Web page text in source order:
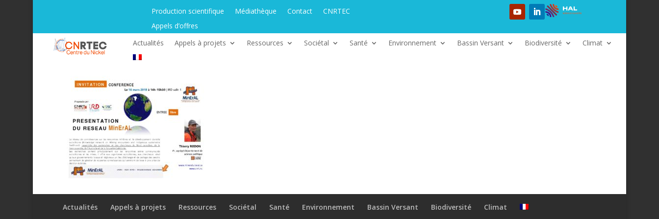
Production scientifique Médiathèque Contact
CNRTEC
Appels d’offres
Actualités
Appels à projets Ressources Sociétal Santé Environnement Bassin Versant Biodiversité Climat
Actualités Appels à projets Ressources Sociétal Santé Environnement Bassin Versant Biodiversité Climat